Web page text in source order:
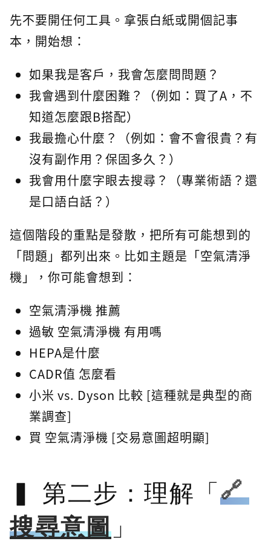
先不要開任何工具。拿張白紙或開個記事
本，開始想：
如果我是客戶，我會怎麼問問題？
我會遇到什麼困難？（例如：買了A，不
知道怎麼跟B搭配）
我最擔心什麼？（例如：會不會很貴？有
沒有副作用？保固多久？）
我會用什麼字眼去搜尋？（專業術語？還
是口語白話？）
這個階段的重點是發散，把所有可能想到的
「問題」都列出來。比如主題是「空氣清淨
機」，你可能會想到：
空氣清淨機 推薦
過敏 空氣清淨機 有用嗎
HEPA是什麼
CADR值 怎麼看
小米 vs. Dyson 比較 [這種就是典型的商
業調查]
買 空氣清淨機 [交易意圖超明顯]
第二步：理解「
搜尋意圖 」